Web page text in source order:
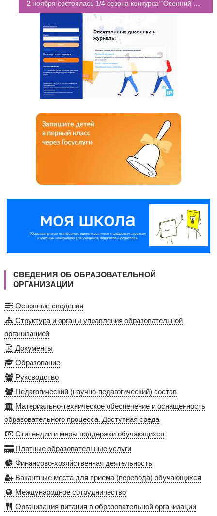
СВЕДЕНИЯ ОБ ОБРАЗОВАТЕЛЬНОЙ
ОРГАНИЗАЦИИ
Основные сведения
Структура и органы управления образовательной
организацией
Документы
Образование
Руководство
Педагогический (научно-педагогический) состав
Материально-техническое обеспечение и оснащенность
образовательного процесса. Доступная среда
Стипендии и меры поддержки обучающихся
Платные образовательные услуги
Финансово-хозяйственная деятельность
Вакантные места для приема (перевода) обучающихся
Международное сотрудничество
Организация питания в образовательной организации